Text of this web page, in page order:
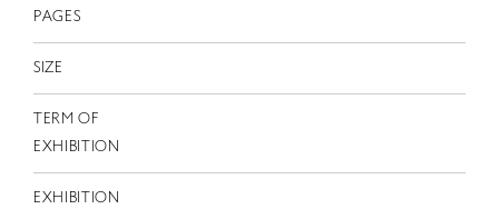
PAGES
SIZE
TERM OF
EXHIBITION
EXHIBITION